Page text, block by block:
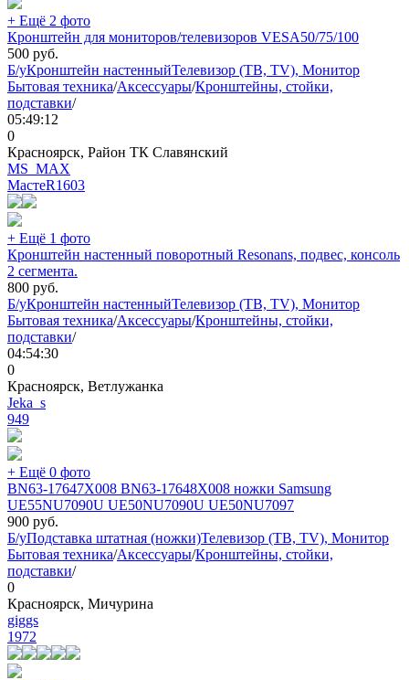
+ Ещё 2 фото
Кронштейн для мониторов/телевизоров VESA50/75/100
500 руб.
Б/уКронштейн настенныйТелевизор (ТВ, TV), Монитор
Бытовая техника/Аксессуары/Кронштейны, стойки,
подставки/
05:49:12
0
Красноярск, Район ТК Славянский
MS_MAX
МастеR1603
+ Ещё 1 фото
Кронштейн настенный поворотный Resonans, подвес, консоль
2 сегмента.
800 руб.
Б/уКронштейн настенныйТелевизор (ТВ, TV), Монитор
Бытовая техника/Аксессуары/Кронштейны, стойки,
подставки/
04:54:30
0
Красноярск, Ветлужанка
Jeka_s
949
+ Ещё 0 фото
BN63-17647X008 BN63-17648X008 ножки Samsung
UE55NU7090U UE50NU7090U UE50NU7097
900 руб.
Б/уПодставка штатная (ножки)Телевизор (ТВ, TV), Монитор
Бытовая техника/Аксессуары/Кронштейны, стойки,
подставки/
0
Красноярск, Мичурина
giggs
1972